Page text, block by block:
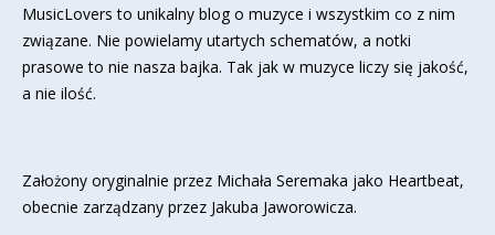
MusicLovers to unikalny blog o muzyce i wszystkim co z nim
związane. Nie powielamy utartych schematów, a notki
prasowe to nie nasza bajka. Tak jak w muzyce liczy się jakość,
a nie ilość.
Założony oryginalnie przez Michała Seremaka jako Heartbeat,
obecnie zarządzany przez Jakuba Jaworowicza.